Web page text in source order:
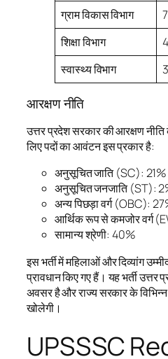
ग्राम विकास विभाग
शिक्षा विभाग
स्वास्थ्य विभाग
आरक्षण नीति
उत्तर प्रदेश सरकार की आरक्षण
लिए पदों का आवंटन इस प्रकार है:
अनुसूचित जाति (SC): 21%
अनुसूचित जनजाति (ST):
अन्य पिछड़ा वर्ग (OBC):
आर्थिक रूप से कमजोर वर्ग
सामान्य श्रेणी: 40%
इस भर्ती में महिलाओं और दिव्यांग
प्रावधान किए गए हैं। यह भर्ती
अवसर है और राज्य सरकार के विभिन्न
खोलेगी।
UPSSSC